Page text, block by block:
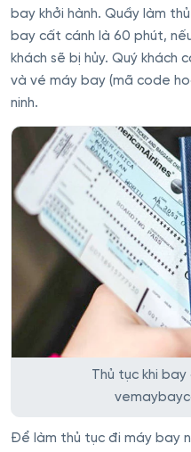
bay khởi hành. Quầy làm
bay cất cánh là 60 phút,
khách sẽ bị hủy. Quý
và vé máy bay (mã code
ninh.
Thủ tục khi bay
Để làm thủ tục đi máy bay